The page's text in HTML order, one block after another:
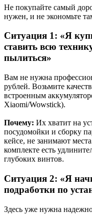
Не покупайте самый
нужен, и не экономьте
Ситуация 1: «Я
ставить всю
пылиться»
Вам не нужна
рублей. Возьмите
встроенным
Xiaomi/Wowstick).
Почему: Их хватит на
посудомойки и сборку
кейсе, не занимают
комплекте есть
глубоких винтов.
Ситуация 2: «Я
подработки по
Здесь уже нужна